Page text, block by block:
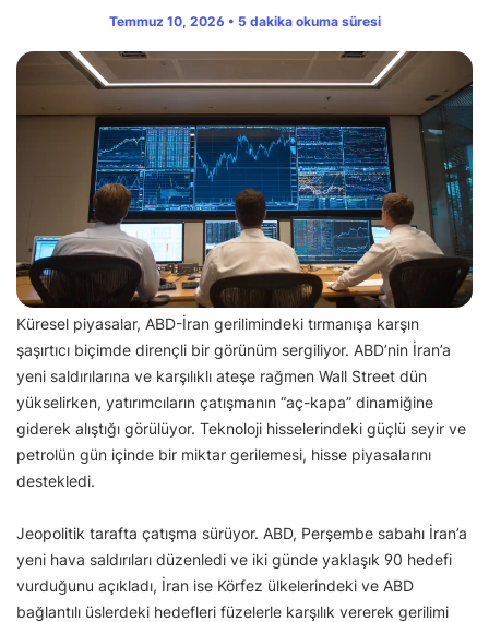
Temmuz 10, 2026 • 5 dakika okuma süresi
Küresel piyasalar, ABD-İran gerilimindeki tırmanışa karşın
şaşırtıcı biçimde dirençli bir görünüm sergiliyor. ABD’nin İran’a
yeni saldırılarına ve karşılıklı ateşe rağmen Wall Street dün
yükselirken, yatırımcıların çatışmanın “aç-kapa” dinamiğine
giderek alıştığı görülüyor. Teknoloji hisselerindeki güçlü seyir ve
petrolün gün içinde bir miktar gerilemesi, hisse piyasalarını
destekledi.
Jeopolitik tarafta çatışma sürüyor. ABD, Perşembe sabahı İran’a
yeni hava saldırıları düzenledi ve iki günde yaklaşık 90 hedefi
vurduğunu açıkladı, İran ise Körfez ülkelerindeki ve ABD
bağlantılı üslerdeki hedefleri füzelerle karşılık vererek gerilimi